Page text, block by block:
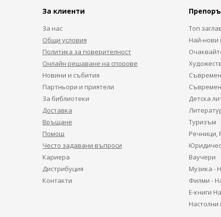
За клиенти
За нас
Общи условия
Политика за поверителност
Онлайн решаване на спорове
Новини и събития
Партньори и приятели
За библиотеки
Доставка
Връщане
Помощ
Често задавани въпроси
Кариера
Дистрибуция
Контакти
Топ
Най-нови
Детска
Туризъм
Речници,
Ваучери
Музика -
Филми -
Е-книги
Настолни